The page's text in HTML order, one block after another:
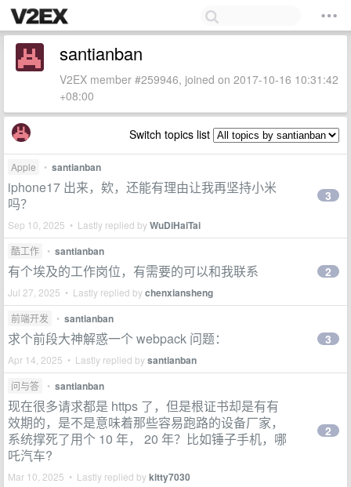
santianban
V2EX member #259946, joined on 2017-10-16 10:31:42
+08:00
Switch topics list
Apple • santianban
iphone17 出来，欸，还能有理由让我再坚持小米
吗？
Sep 10, 2025 • Lastly replied byWuDiHaiTai
3
酷工作 • santianban
有个埃及的工作岗位，有需要的可以和我联系
Jul 27, 2025 • Lastly replied bychenxiansheng
2
前端开发 • santianban
求个前段大神解惑一个 webpack 问题：
Apr 14, 2025 • Lastly replied bysantianban
3
问与答 • santianban
现在很多请求都是 https 了，但是根证书却是有有
效期的，是不是意味着那些容易跑路的设备厂家，
系统撑死了用个 10 年， 20 年？比如锤子手机，哪
吒汽车?
Mar 10, 2025 • Lastly replied bykitty7030
2